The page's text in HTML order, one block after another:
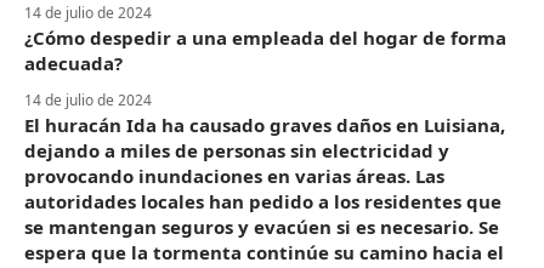
14 de julio de 2024
¿Cómo despedir a una empleada del hogar de forma
adecuada?
14 de julio de 2024
El huracán Ida ha causado graves daños en Luisiana,
dejando a miles de personas sin electricidad y
provocando inundaciones en varias áreas. Las
autoridades locales han pedido a los residentes que
se mantengan seguros y evacúen si es necesario. Se
espera que la tormenta continúe su camino hacia el